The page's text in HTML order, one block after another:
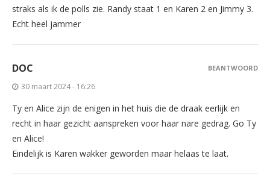
straks als ik de polls zie. Randy staat 1 en Karen 2 en Jimmy 3.
Echt heel jammer
DOC
30 maart 2024 - 16:26
Ty en Alice zijn de enigen in het huis die de draak eerlijk en
recht in haar gezicht aanspreken voor haar nare gedrag. Go Ty
en Alice!
Eindelijk is Karen wakker geworden maar helaas te laat.
BEANTWOORD